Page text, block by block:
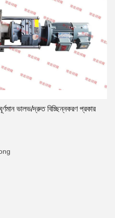
ভালভ/দ্রুত বিচ্ছিন্নকরণ প্রকার